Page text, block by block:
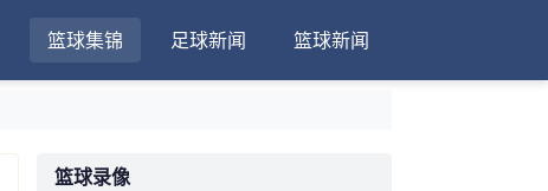
篮球集锦 足球新闻 篮球新闻
篮球录像